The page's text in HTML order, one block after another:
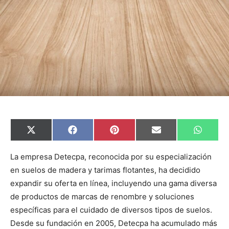
C
o
p
r
t
i
r
e
n
X
(
w
t
t
e
r
)
C
o
p
a
r
i
r
e
n
F
a
e
b
o
o
k
C
o
p
r
i
r
e
n
P
i
t
r
e
s
t
C
o
p
r
i
r
e
n
E
m
i
C
o
p
i
n
W
h
t
p
p
La empresa Detecpa, reconocida por su especialización
en suelos de madera y tarimas flotantes, ha decidido
expandir su oferta en línea, incluyendo una gama diversa
de productos de marcas de renombre y soluciones
específicas para el cuidado de diversos tipos de suelos.
Desde su fundación en 2005, Detecpa ha acumulado más